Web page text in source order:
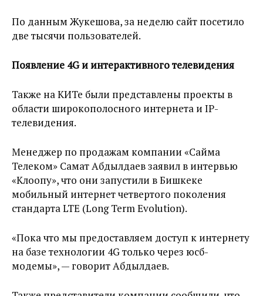
По данным Жукешова, за неделю сайт посетило
две тысячи пользователей.
Появление 4G и интерактивного телевидения
Также на КИТе были представлены проекты в
области широкополосного интернета и IP-
телевидения.
Менеджер по продажам компании «Сайма
Телеком» Самат Абдылдаев заявил в интервью
«Клоопу», что они запустили в Бишкеке
мобильный интернет четвертого поколения
стандарта LTE (Long Term Evolution).
«Пока что мы предоставляем доступ к интернету
на базе технологии 4G только через юсб-
модемы», — говорит Абдылдаев.